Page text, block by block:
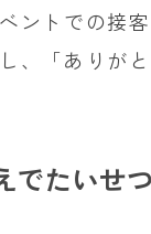
ントでの接
、「ありが
でたいせ